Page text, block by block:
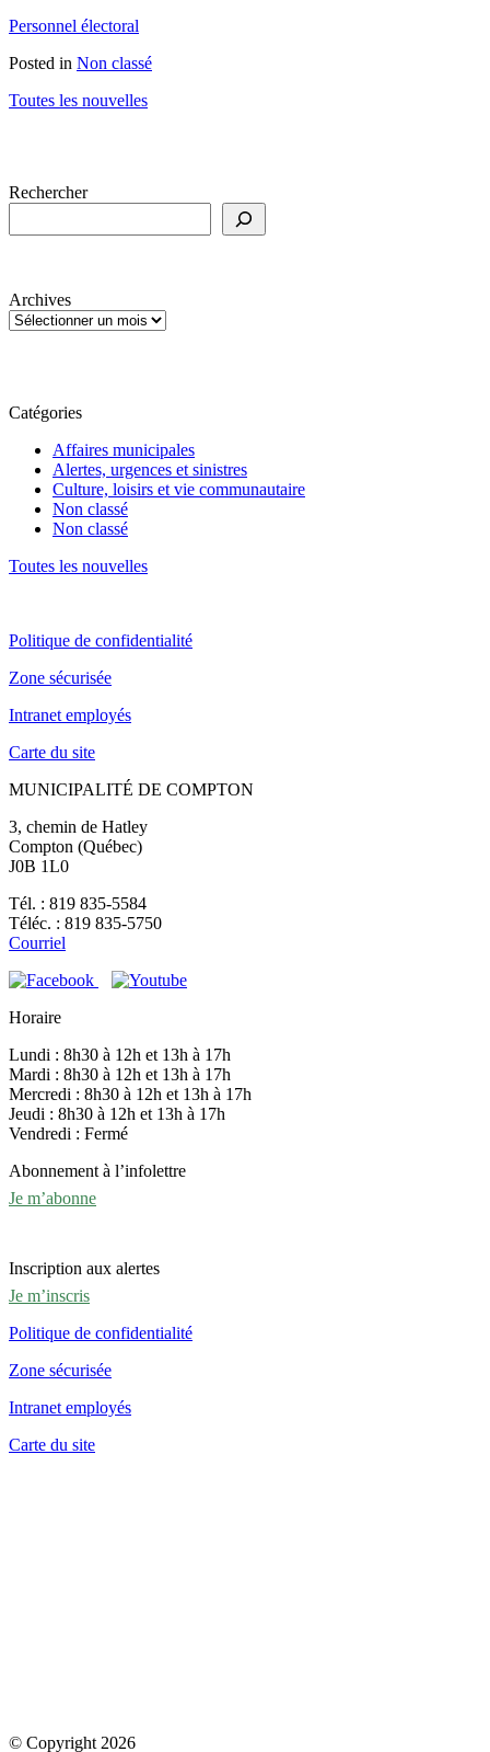
Personnel électoral
Posted in Non classé
Toutes les nouvelles
Rechercher
Archives
Catégories
Affaires municipales
Alertes, urgences et sinistres
Culture, loisirs et vie communautaire
Non classé
Non classé
Toutes les nouvelles
Politique de confidentialité
Zone sécurisée
Intranet employés
Carte du site
MUNICIPALITÉ DE COMPTON
3, chemin de Hatley
Compton (Québec)
J0B 1L0
Tél. : 819 835-5584
Téléc. : 819 835-5750
Courriel
Horaire
Lundi : 8h30 à 12h et 13h à 17h
Mardi : 8h30 à 12h et 13h à 17h
Mercredi : 8h30 à 12h et 13h à 17h
Jeudi : 8h30 à 12h et 13h à 17h
Vendredi : Fermé
Abonnement à l’infolettre
Je m’abonne
Inscription aux alertes
Je m’inscris
Politique de confidentialité
Zone sécurisée
Intranet employés
Carte du site
© Copyright 2026